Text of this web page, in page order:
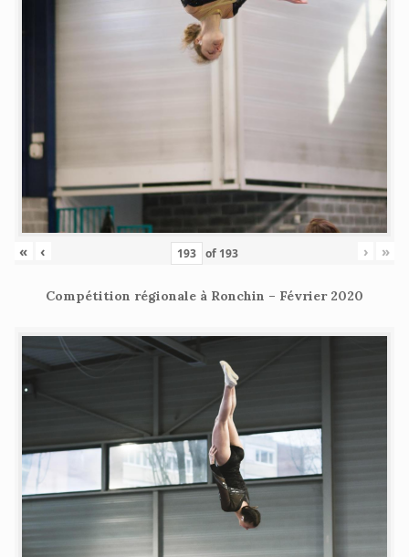
« ‹ of 193 › »
Compétition régionale à Ronchin – Février 2020